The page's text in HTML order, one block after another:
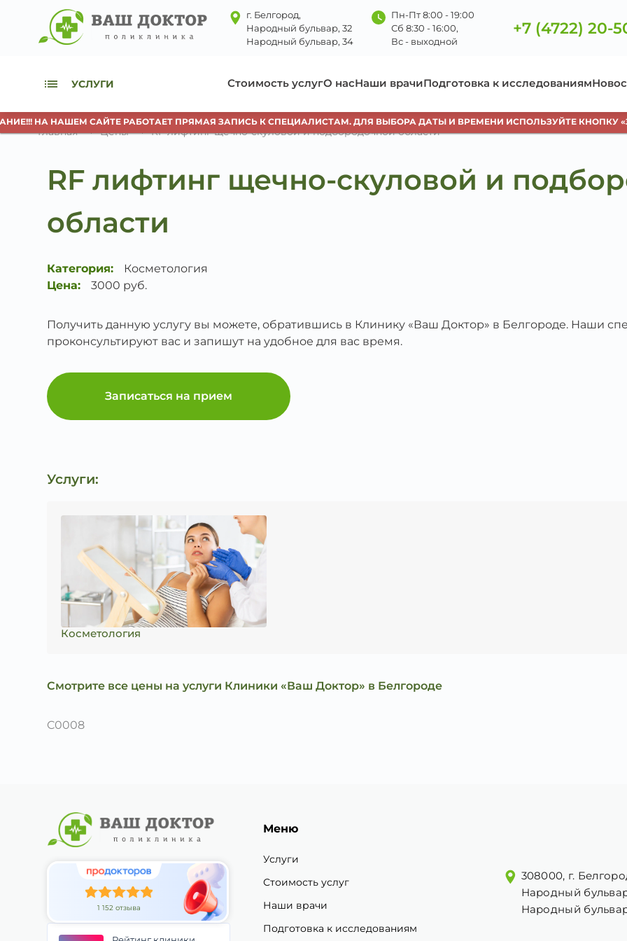
г. Белгород,
Народный бульвар, 32
Народный бульвар, 34
Пн-Пт 8:00 - 19:00
Сб 8:30 - 16:00,
Вс - выходной
+7 (4722) 20-
УСЛУГИ Стоимость услугО насНаши врачиПодготовка к исследованиям
НА НАШЕМ САЙТЕ РАБОТАЕТ ПРЯМАЯ ЗАПИСЬ К СПЕЦИАЛИСТАМ. ДЛЯ ВЫБОРА ДАТЫ И ВРЕМЕНИ ИСПОЛЬЗУЙТЕ КНОПКУ
Главная Цены RF лифтинг щечно-скуловой и подбородочной области
RF лифтинг щечно-скуловой и
области
Категория:
Косметология
Цена:
3000 руб.
Получить данную услугу вы можете, обратившись в Клинику «Ваш Доктор» в Белгороде. Наши
проконсультируют вас и запишут на удобное для вас время.
Записаться на прием
Услуги:
Косметология
Смотрите все цены на услуги Клиники «Ваш Доктор» в Белгороде
C0008
1 152 отзыва
Меню
Услуги
Стоимость услуг
Наши врачи
Подготовка к исследованиям
308000, г.
Народный
Народный